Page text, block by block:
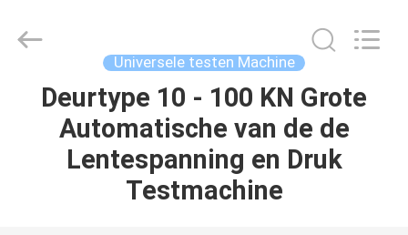
HUIS
PRODUCTEN
Technology
Universele testen Machine
Deurtype 10 - 100 KN Grote
Automatische van de de
Lentespanning en Druk
Testmachine